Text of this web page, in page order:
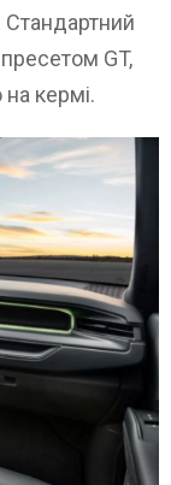
Стандартний
GT,
кермі.